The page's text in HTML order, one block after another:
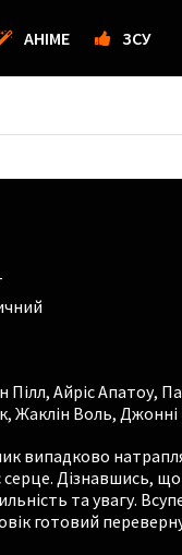
АНІМЕ ЗСУ
Пілл, Айріс Апатоу,
, Жаклін Воль, Джонні
випадково
Дізнавшись,
та увагу.
готовий